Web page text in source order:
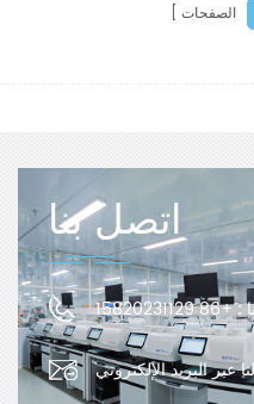
الصفحات
اتصل بنا
:
+86 15820231129